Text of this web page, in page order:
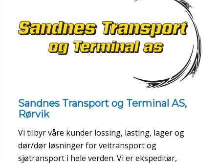
Sandnes Transport og Terminal AS,
Rørvik
Vi tilbyr våre kunder lossing, lasting, lager og
dør/dør løsninger for veitransport og
sjøtransport i hele verden. Vi er ekspeditør,